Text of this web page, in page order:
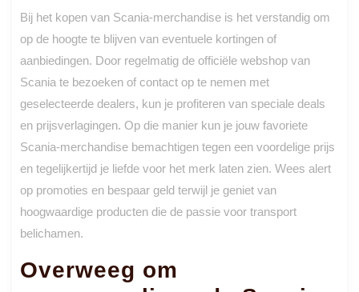
Bij het kopen van Scania-merchandise is het verstandig om
op de hoogte te blijven van eventuele kortingen of
aanbiedingen. Door regelmatig de officiële webshop van
Scania te bezoeken of contact op te nemen met
geselecteerde dealers, kun je profiteren van speciale deals
en prijsverlagingen. Op die manier kun je jouw favoriete
Scania-merchandise bemachtigen tegen een voordelige prijs
en tegelijkertijd je liefde voor het merk laten zien. Wees alert
op promoties en bespaar geld terwijl je geniet van
hoogwaardige producten die de passie voor transport
belichamen.
Overweeg om